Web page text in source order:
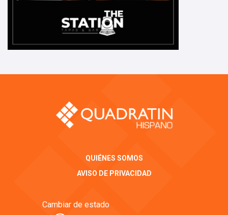
QUIÉNES SOMOS
AVISO DE PRIVACIDAD
Cambiar de estado